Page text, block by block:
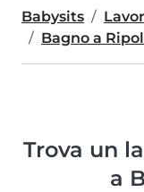
Babysits
Bagno a
Trova un
a